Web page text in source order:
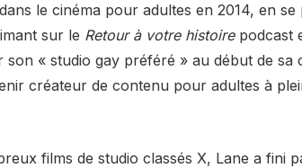
le cinéma pour adultes en 2014, en se
sur le Retour à votre histoirepodcast
« studio gay préféré » au début de sa
créateur de contenu pour adultes à
films de studio classés X, Lane a fini